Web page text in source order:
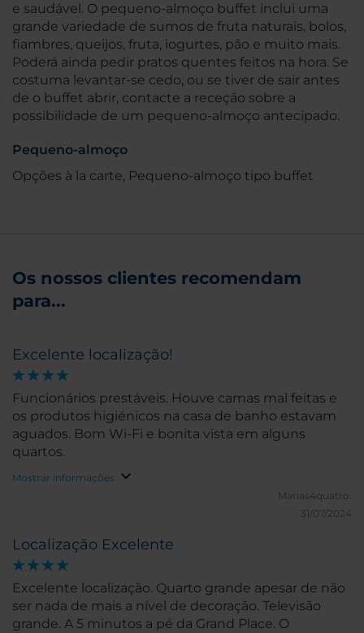
e saudável. O pequeno-almoço buffet inclui uma
grande variedade de sumos de fruta naturais, bolos,
fiambres, queijos, fruta, iogurtes, pão e muito mais.
Poderá ainda pedir pratos quentes feitos na hora. Se
costuma levantar-se cedo, ou se tiver de sair antes
de o buffet abrir, contacte a receção sobre a
possibilidade de um pequeno-almoço antecipado.
Pequeno-almoço
Opções à la carte, Pequeno-almoço tipo buffet
Os nossos clientes recomendam
para...
Excelente localização!
Funcionários prestáveis. Houve camas mal feitas e
os produtos higiénicos na casa de banho estavam
aguados. Bom Wi-Fi e bonita vista em alguns
quartos.
Mostrar informações
Marias4quatro.
31/07/2024
Localização Excelente
Excelente localização. Quarto grande apesar de não
ser nada de mais a nível de decoração. Televisão
grande. A 5 minutos a pé da Grand Place. O